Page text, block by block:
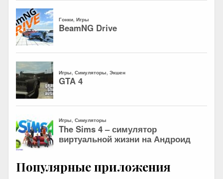
Популярные приложения